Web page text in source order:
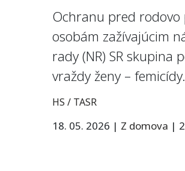
Ochranu pred rodovo
osobám zažívajúcim
rady (NR) SR skupina
vraždy ženy –
HS / TASR
18. 05. 2026 | Z domova |